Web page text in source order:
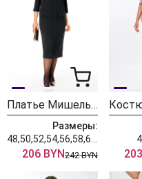
Платье Мишель Шик 2204 графит+клетка
Размеры:
206 BYN242 BYN